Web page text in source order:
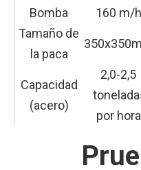
Bomba 160 m/h
Tamaño de
la paca
Capacidad
(acero)
2,0-2,5
por hora